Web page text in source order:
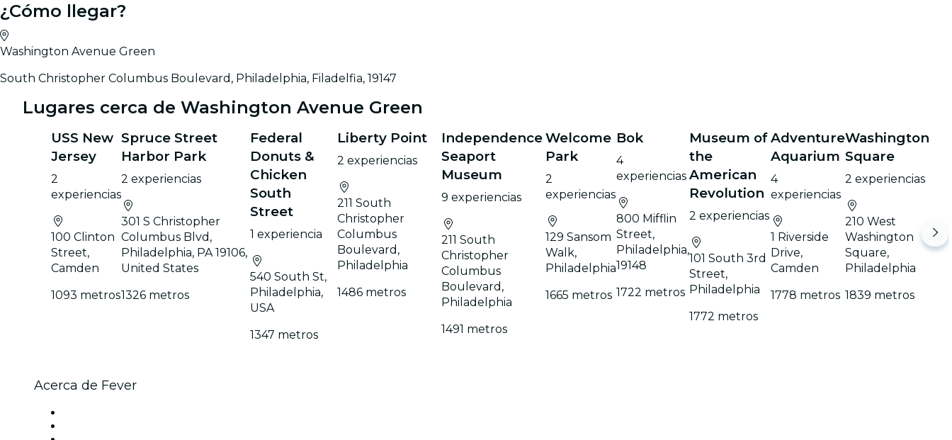
¿Cómo llegar?
Washington Avenue Green
South Christopher Columbus Boulevard, Philadelphia, Filadelfia, 19147
Lugares cerca de Washington Avenue Green
USS New
Jersey
2
experiencias
100 Clinton
Street,
Camden
1093 metros
Spruce Street
Harbor Park
2 experiencias
301 S Christopher
Columbus Blvd,
Philadelphia, PA 19106,
United States
1326 metros
Federal
Donuts &
Chicken
South
Street
1 experiencia
540 South St,
Philadelphia,
USA
1347 metros
Liberty Point
2 experiencias
211 South
Christopher
Columbus
Boulevard,
Philadelphia
1486 metros
Independence
Seaport
Museum
9 experiencias
211 South
Christopher
Columbus
Boulevard,
Philadelphia
1491 metros
Welcome
Park
2
experiencias
129 Sansom
Walk,
Philadelphia
1665 metros
Bok
4
experiencias
800 Mifflin
Street,
Philadelphia,
19148
1722 metros
Museum of
the
American
Revolution
2 experiencias
101 South 3rd
Street,
Philadelphia
1772 metros
Adventure
Aquarium
4
experiencias
1 Riverside
Drive,
Camden
1778 metros
Washington
Square
2 experiencias
210 West
Washington
Square,
Philadelphia
1839 metros
Acerca de Fever